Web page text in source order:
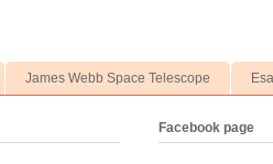
James Webb Space Telescope
Facebook page